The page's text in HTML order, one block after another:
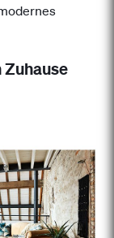
Zuhause